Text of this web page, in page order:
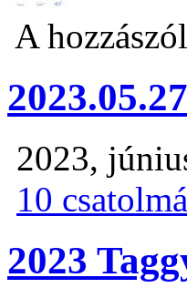
A
2023,
10
2023